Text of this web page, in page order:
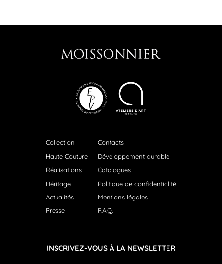
Collection
Haute Couture
Réalisations
Héritage
Actualités
Presse
Contacts
Développement durable
Catalogues
Politique de confidentialité
Mentions légales
F.A.Q.
INSCRIVEZ-VOUS À LA NEWSLETTER